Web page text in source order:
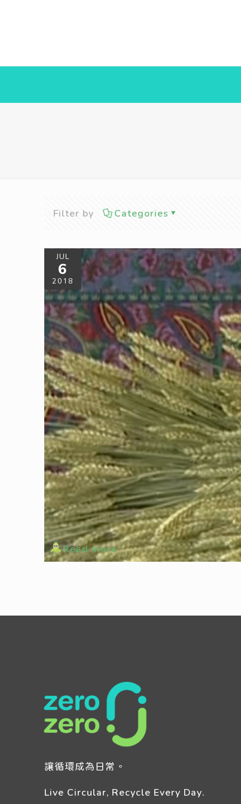
Filter by Categories
JUL
6
2018
撿拾者的零廢方案：《艾格妮撿風
安妮華達是法國新浪潮起頭的重要女性導演，她捨棄
為便利與環保，這樣的隨手拍手法也讓整部影片呈現
中所提出的5R步驟，作為多元零廢棄生活方案的參考：
Read more
讓循環成為日常。
Live Circular, Recycle Every Day.